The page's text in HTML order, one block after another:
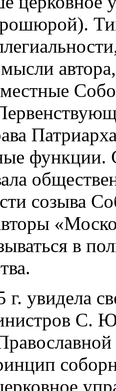
функции.
созыва
в
увидела
С.